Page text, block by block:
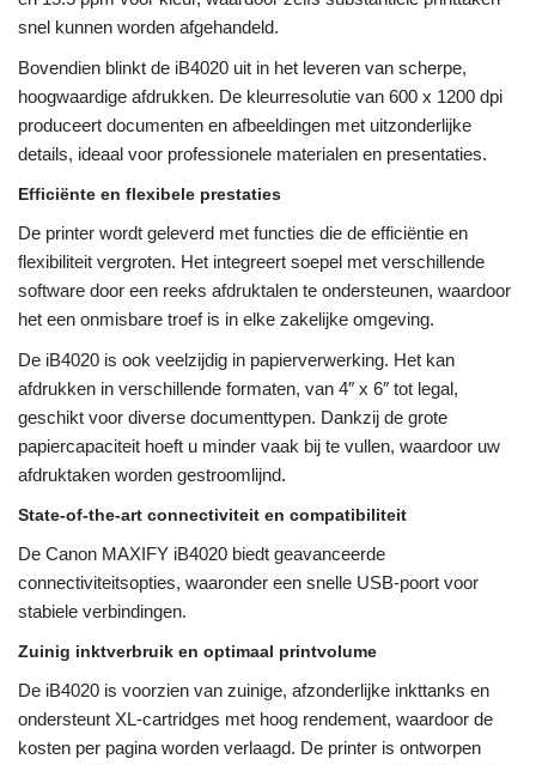
snel kunnen worden afgehandeld.
Bovendien blinkt de iB4020 uit in het leveren van scherpe,
hoogwaardige afdrukken. De kleurresolutie van 600 x 1200 dpi
produceert documenten en afbeeldingen met uitzonderlijke
details, ideaal voor professionele materialen en presentaties.
Efficiënte en flexibele prestaties
De printer wordt geleverd met functies die de efficiëntie en
flexibiliteit vergroten. Het integreert soepel met verschillende
software door een reeks afdruktalen te ondersteunen, waardoor
het een onmisbare troef is in elke zakelijke omgeving.
De iB4020 is ook veelzijdig in papierverwerking. Het kan
afdrukken in verschillende formaten, van 4″ x 6″ tot legal,
geschikt voor diverse documenttypen. Dankzij de grote
papiercapaciteit hoeft u minder vaak bij te vullen, waardoor uw
afdruktaken worden gestroomlijnd.
State-of-the-art connectiviteit en compatibiliteit
De Canon MAXIFY iB4020 biedt geavanceerde
connectiviteitsopties, waaronder een snelle USB-poort voor
stabiele verbindingen.
Zuinig inktverbruik en optimaal printvolume
De iB4020 is voorzien van zuinige, afzonderlijke inkttanks en
ondersteunt XL-cartridges met hoog rendement, waardoor de
kosten per pagina worden verlaagd. De printer is ontworpen